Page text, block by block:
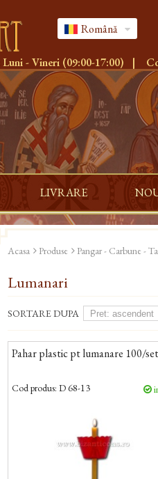
Română
Luni - Vineri (09:00-17:00) |
LIVRARE
Acasa Produse Pangar - Carbune -
Lumanari
SORTARE DUPA
Pahar plastic pt lumanare 100/set
Cod produs: D 68-13